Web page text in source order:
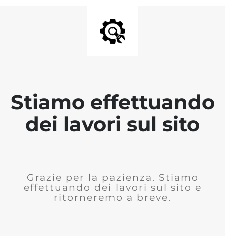
Stiamo effettuando
dei lavori sul sito
Grazie per la pazienza. Stiamo
effettuando dei lavori sul sito e
ritorneremo a breve.